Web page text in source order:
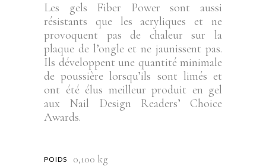
Les gels Fiber Power sont aussi
résistants que les acryliques et ne
provoquent pas de chaleur sur la
plaque de l’ongle et ne jaunissent pas.
Ils développent une quantité minimale
de poussière lorsqu’ils sont limés et
ont été élus meilleur produit en gel
aux Nail Design Readers’ Choice
Awards.
POIDS 0,100 kg